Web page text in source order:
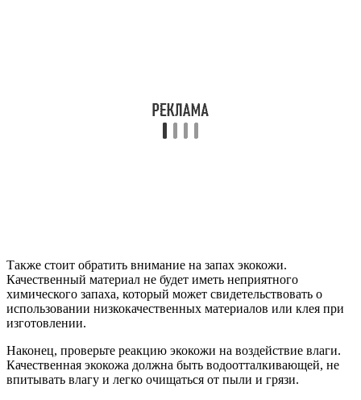
Также стоит обратить внимание на запах экокожи.
Качественный материал не будет иметь неприятного
химического запаха, который может свидетельствовать о
использовании низкокачественных материалов или клея при
изготовлении.
Наконец, проверьте реакцию экокожи на воздействие влаги.
Качественная экокожа должна быть водоотталкивающей, не
впитывать влагу и легко очищаться от пыли и грязи.